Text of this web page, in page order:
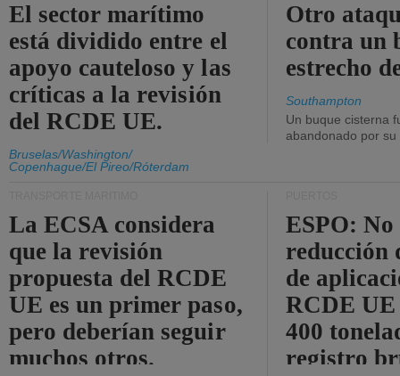
El sector marítimo
está dividido entre el
apoyo cauteloso y las
críticas a la revisión
del RCDE UE.
Bruselas/Washington/
Copenhague/El Pireo/Róterdam
Otro
contra un
estrecho
Southampton
Un buque cisterna
abandonado por su
La ECSA considera
que la revisión
propuesta del RCDE
UE es un primer paso,
pero deberían seguir
muchos otros.
ESPO: No
reducción
de
RCDE UE
400
registro